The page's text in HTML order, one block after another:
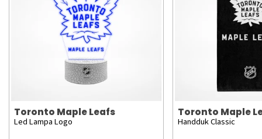
Toronto Maple Leafs
Led Lampa Logo
Toronto Maple
Handduk Classic